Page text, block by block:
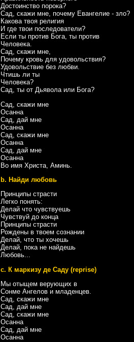
Достоинство порока?
Сад, скажи мне, почему Евангелие - зло?
Какова твоя религия
И где твои последователи?
Если ты против Бога, ты против
Человека.
Сад, скажи мне,
Почему кровь для удовольствия?
Удовольствие без любви.
Чтишь ли ты
Человека?
Сад, ты от Дьявола или Бога?
Сад, скажи мне
Осанна
Сад, дай мне
Осанна
Сад, скажи мне
Осанна
Сад, дай мне
Осанна
Во имя Христа, Аминь.
b. Найди любовь
Принципы страсти
Легко понять:
Делай что чувствуешь
Чувствуй до конца
Принципы страсти
Рождены в твоем сознании
Делай, что ты хочешь
Делай, пока не найдешь
Любовь...
c. К маркизу де Саду (reprise)
Мы отыщем верующих в
Сонме Ангелов и младенцев.
Сад, скажи мне
Сад, дай мне
Сад, скажи мне
Осанна
Сад, дай мне
Осанна